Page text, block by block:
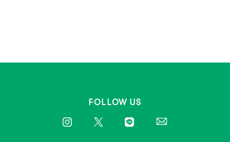
FOLLOW US